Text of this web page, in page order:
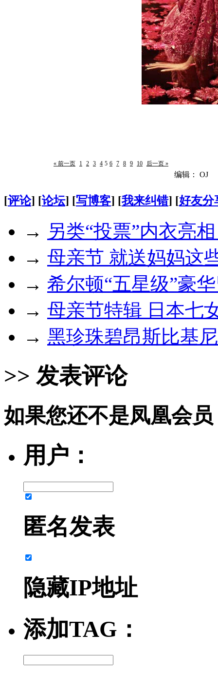
« 前一页 1 2 3 4 5 6 7 8 9 10 后一页 »
编辑： OJ
[评论] [论坛] [写博客] [我来纠错] [好友分
→ 另类“投票”内衣亮
→ 母亲节 就送妈妈这
→ 希尔顿“五星级”豪
→ 母亲节特辑 日本七
→ 黑珍珠碧昂斯比基
>> 发表评论
如果您还不是凤凰会
用户：
匿名发表
隐藏IP地址
添加TAG：